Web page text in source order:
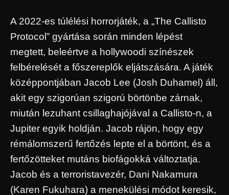
A 2022-es túlélési horrorjáték, a „The Callisto
Protocol” gyártása során minden lépést
megtett, beleértve a hollywoodi színészek
felbérelését a főszereplők eljátszására. A játék
középpontjában Jacob Lee (Josh Duhamel) áll,
akit egy szigorúan szigorú börtönbe zárnak,
miután lezuhant csillaghajójával a Callisto-n, a
Jupiter egyik holdján. Jacob rájön, hogy egy
rémálomszerű fertőzés lepte el a börtönt, és a
fertőzötteket mutáns biofágokká változtatja.
Jacob és a terroristavezér, Dani Nakamura
(Karen Fukuhara) a menekülési módot keresik,